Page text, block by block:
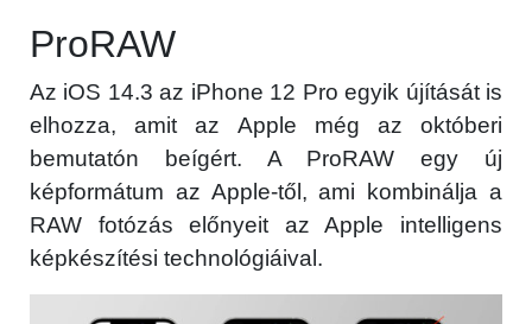
ProRAW
Az iOS 14.3 az iPhone 12 Pro egyik újítását is
elhozza, amit az Apple még az októberi
bemutatón beígért. A ProRAW egy új
képformátum az Apple-től, ami kombinálja a
RAW fotózás előnyeit az Apple intelligens
képkészítési technológiáival.
Közösség
GYIK
Használt Apple
Apple szerviz